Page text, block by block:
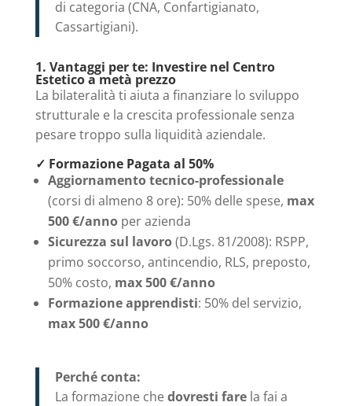
di categoria (CNA, Confartigianato,
Cassartigiani).
1. Vantaggi per te: Investire nel Centro
Estetico a metà prezzo
La bilateralità ti aiuta a finanziare lo sviluppo
strutturale e la crescita professionale senza
pesare troppo sulla liquidità aziendale.
✓ Formazione Pagata al 50%
Aggiornamento tecnico-professionale
(corsi di almeno 8 ore): 50% delle spese, max
500 €/annoper azienda
Sicurezza sul lavoro(D.Lgs. 81/2008): RSPP,
primo soccorso, antincendio, RLS, preposto,
50% costo, max 500 €/anno
Formazione apprendisti: 50% del servizio,
max 500 €/anno
Perché conta:
La formazione chedovresti farela fai a